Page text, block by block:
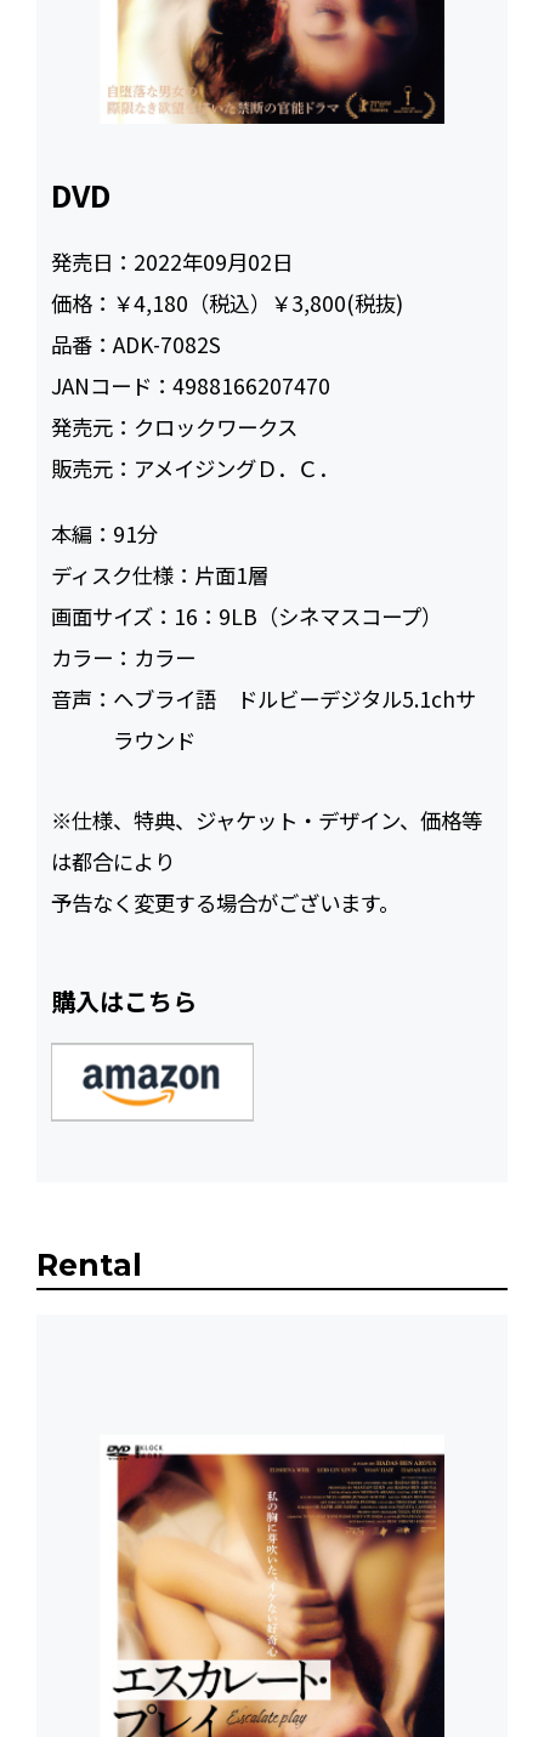
DVD
発売日： 2022年09月02日
価格： ￥4,180（税込）￥3,800(税抜)
品番：ADK-7082S
JANコード：4988166207470
発売元： クロックワークス
販売元： アメイジングＤ．Ｃ．
本編： 91
ディスク仕様： 片面1層
画面サイズ： 16：9LB（シネマスコープ）
カラー： カラー
音声： ヘブライ語 ドルビーデジタル5.1chサ
ラウンド
※仕様、特典、ジャケット・デザイン、価格等
は都合により
予告なく変更する場合がございます。
購入はこちら
Rental